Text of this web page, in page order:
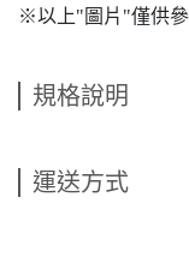
※以上"圖片"僅供參
規格說明
運送方式